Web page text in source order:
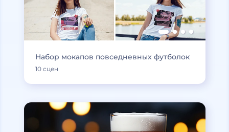
Набор мокапов повседневных футболок
10 сцен